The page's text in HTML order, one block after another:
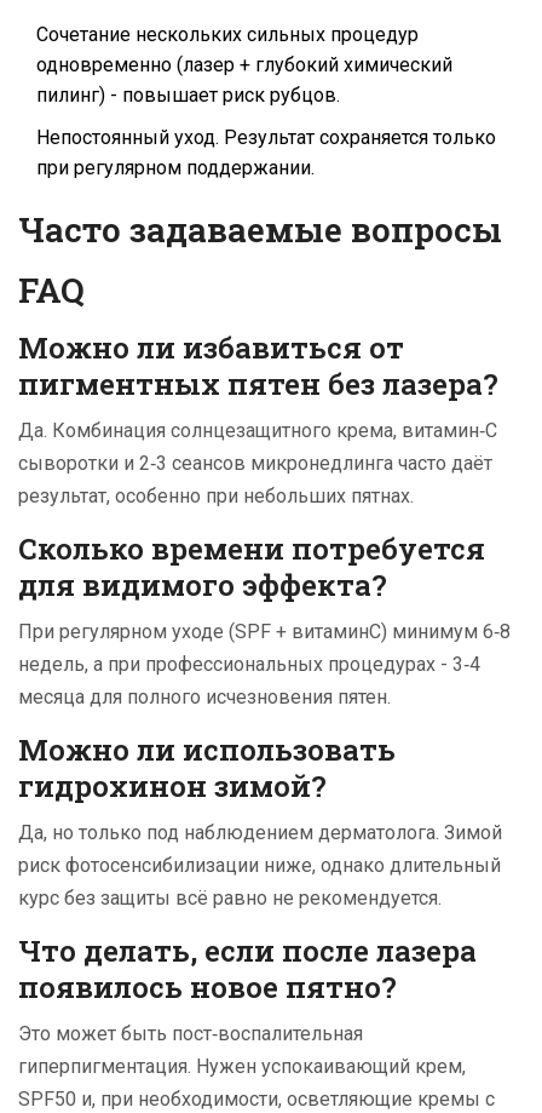
Сочетание нескольких сильных процедур
одновременно (лазер + глубокий химический
пилинг) - повышает риск рубцов.
Непостоянный уход. Результат сохраняется только
при регулярном поддержании.
Часто задаваемые вопросы
FAQ
Можно ли избавиться от
пигментных пятен без лазера?
Да. Комбинация солнцезащитного крема, витамин‑C
сыворотки и 2‑3 сеансов микронедлинга часто даёт
результат, особенно при небольших пятнах.
Сколько времени потребуется
для видимого эффекта?
При регулярном уходе (SPF + витаминC) минимум 6‑8
недель, а при профессиональных процедурах - 3‑4
месяца для полного исчезновения пятен.
Можно ли использовать
гидрохинон зимой?
Да, но только под наблюдением дерматолога. Зимой
риск фотосенсибилизации ниже, однако длительный
курс без защиты всё равно не рекомендуется.
Что делать, если после лазера
появилось новое пятно?
Это может быть пост‑воспалительная
гиперпигментация. Нужен успокаивающий крем,
SPF50 и, при необходимости, осветляющие кремы с